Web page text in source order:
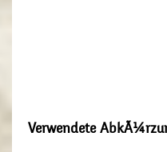
Verwendete